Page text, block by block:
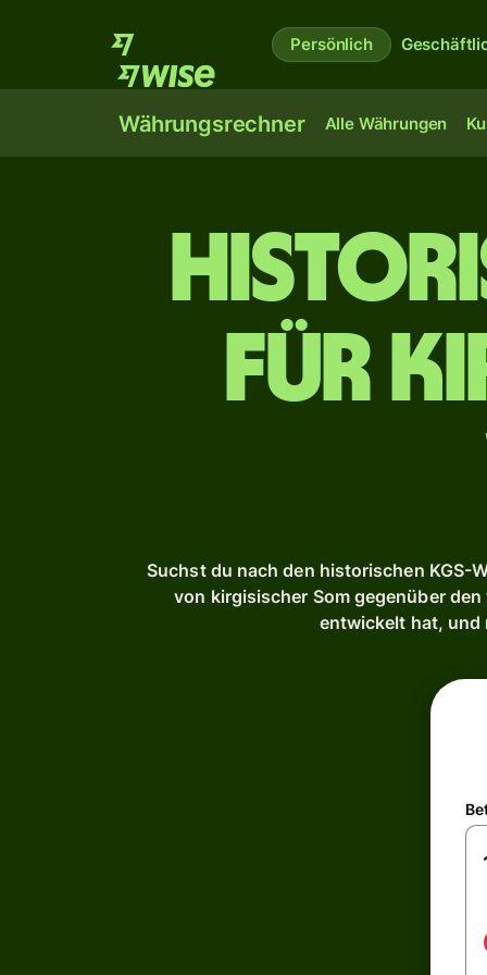
Persönlich
Währungsrechner Alle Währungen
für
Suchst du nach den historischen KGS-
von kirgisischer Som gegenüber
entwickelt hat, und